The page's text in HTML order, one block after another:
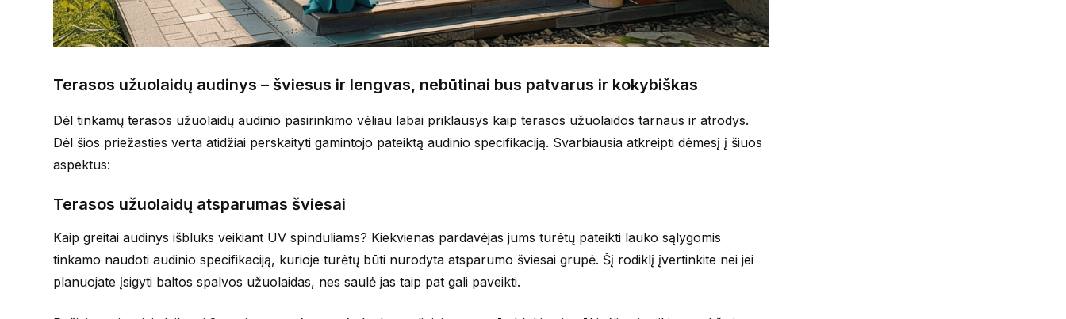
Terasos užuolaidų audinys – šviesus ir lengvas, nebūtinai bus patvarus ir kokybiškas
Dėl tinkamų terasos užuolaidų audinio pasirinkimo vėliau labai priklausys kaip terasos užuolaidos tarnaus ir atrodys.
Dėl šios priežasties verta atidžiai perskaityti gamintojo pateiktą audinio specifikaciją. Svarbiausia atkreipti dėmesį į šiuos
aspektus:
Terasos užuolaidų atsparumas šviesai
Kaip greitai audinys išbluks veikiant UV spinduliams? Kiekvienas pardavėjas jums turėtų pateikti lauko sąlygomis
tinkamo naudoti audinio specifikaciją, kurioje turėtų būti nurodyta atsparumo šviesai grupė. Šį rodiklį įvertinkite nei jei
planuojate įsigyti baltos spalvos užuolaidas, nes saulė jas taip pat gali paveikti.